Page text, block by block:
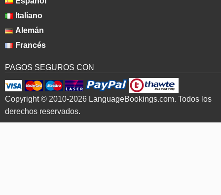
Italiano
Alemán
Francés
PAGOS SEGUROS CON
Copyright © 2010-2026 LanguageBookings.com. Todos los
derechos reservados.